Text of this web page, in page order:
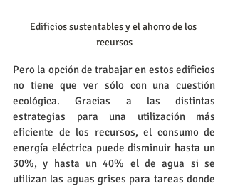
Edificios sustentables y el ahorro de los
recursos
Pero la opción de trabajar en estos edificios
no tiene que ver sólo con una cuestión
ecológica. Gracias a las distintas
estrategias para una utilización más
eficiente de los recursos, el consumo de
energía eléctrica puede disminuir hasta un
30%, y hasta un 40% el de agua si se
utilizan las aguas grises para tareas donde